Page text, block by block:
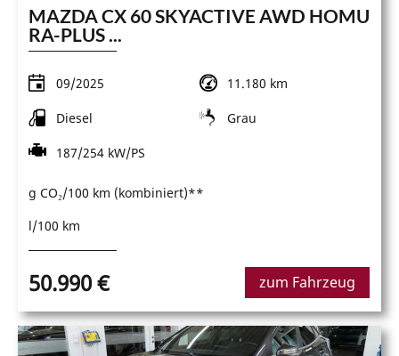
MAZDA CX 60 SKYACTIVE AWD HOMU
RA-PLUS ...
09/2025 11.180 km
Diesel Grau
187/254 kW/PS
g CO₂/100 km (kombiniert)**
l/100 km
50.990 € zum Fahrzeug